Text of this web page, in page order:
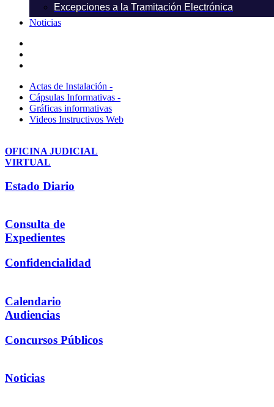
Excepciones a la Tramitación Electrónica
Noticias
Actas de Instalación -
Cápsulas Informativas -
Gráficas informativas
Videos Instructivos Web
OFICINA JUDICIAL
VIRTUAL
Estado Diario
Consulta de
Expedientes
Confidencialidad
Calendario
Audiencias
Concursos Públicos
Noticias